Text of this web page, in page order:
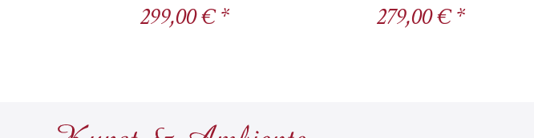
299,00 € * 279,00 € *